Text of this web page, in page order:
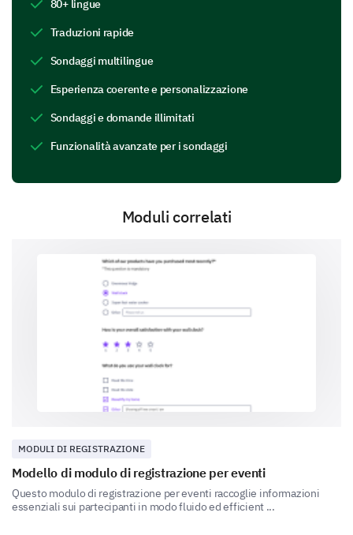
Gluten-free
Other (please specify):
What type of beverages do you prefer?
Soft drinks
Coffee/Tea
Alcoholic beverages
Other:
Event Activities
80+ lingue
Traduzioni rapide
Sondaggi multilingue
Esperienza coerente e personalizzazione
Sondaggi e domande illimitati
Funzionalità avanzate per i sondaggi
Moduli correlati
MODULI DI REGISTRAZIONE
Modello di modulo di registrazione per eventi
Questo modulo di registrazione per eventi raccoglie informazioni
essenziali sui partecipanti in modo fluido ed efficient ...